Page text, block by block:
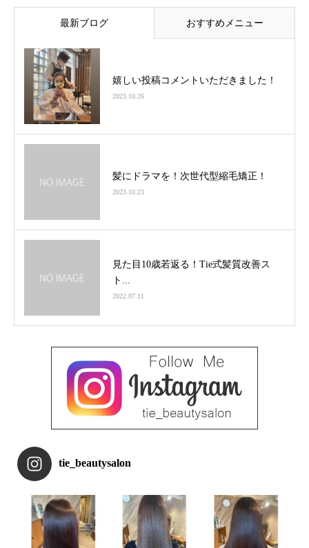
最新ブログ おすすめメニュー
嬉しい投稿コメントいただきました！
2023.10.26
髪にドラマを！次世代型縮毛矯正！
2023.10.23
見た目10歳若返る！Tie式髪質改善ス
ト...
2022.07.11
tie_beautysalon